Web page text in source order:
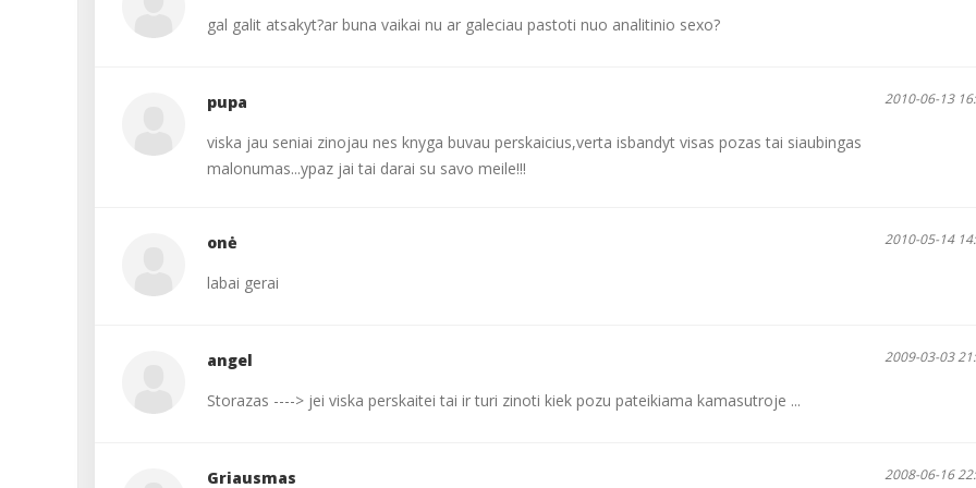
temperatūros ir gleivių
gal galit atsakyt?ar buna vaikai nu ar galeciau pastoti nuo analitinio sexo?
pupa 2010-06-13
viska jau seniai zinojau nes knyga buvau perskaicius,verta isbandyt visas pozas tai siaubingas
malonumas...ypaz jai tai darai su savo meile!!!
onė 2010-05-14
labai gerai
angel 2009-03-03
Storazas ----> jei viska perskaitei tai ir turi zinoti kiek pozu pateikiama kamasutroje ...
Griausmas 2008-06-16